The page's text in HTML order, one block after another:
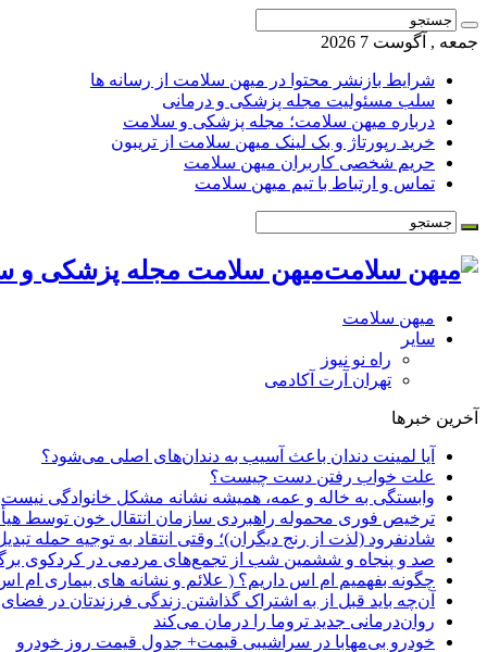
جمعه , آگوست 7 2026
شرایط بازنشر محتوا در میهن سلامت از رسانه ها
سلب مسئولیت مجله پزشکی و درمانی
درباره میهن سلامت؛ مجله پزشکی و سلامت
خرید رپورتاژ و بک لینک میهن سلامت از تریبون
حریم شخصی کاربران میهن سلامت
تماس و ارتباط با تیم میهن سلامت
میهن سلامت مجله پزشکی و
میهن سلامت
سایر
راه نو نیوز
تهران آرت آکادمی
آخرین خبرها
آیا لمینت دندان باعث آسیب به دندان‌های اصلی می‌شود؟
علت خواب رفتن دست چیست؟
وابستگی به خاله و عمه، همیشه نشانه مشکل خانوادگی نیست
ترخیص فوری محموله راهبردی سازمان انتقال خون توسط
شادنفرود (لذت از رنج دیگران)؛ وقتی انتقاد به توجیه حمله
صد و پنجاه‌ و ششمین شب از تجمع‌های مردمی در کردکوی
چگونه بفهمیم ام اس داریم؟ ( علائم و نشانه های بیماری ام
آن‌چه باید قبل از به اشتراک گذاشتن زندگی فرزندتان در فضای
روان‌درمانی جدید تروما را درمان می‌کند
خودرو بی‌مهابا در سراشیبی قیمت+ جدول قیمت روز خودرو